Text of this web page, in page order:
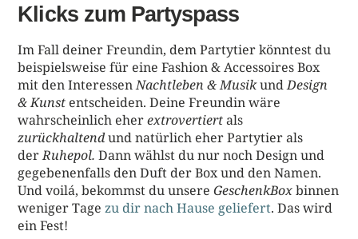
Klicks zum Partyspass
Im Fall deiner Freundin, dem Partytier könntest du
beispielsweise für eine Fashion & Accessoires Box
mit den InteressenNachtleben & MusikundDesign
& Kunst entscheiden. Deine Freundin wäre
wahrscheinlich eherextrovertiertals
zurückhaltendund natürlich eher Partytier als
derRuhepol.Dann wählst du nur noch Design und
gegebenenfalls den Duft der Box und den Namen.
Und voilá, bekommst du unsereGeschenkBoxbinnen
weniger Tage zu dir nach Hause geliefert. Das wird
ein Fest!